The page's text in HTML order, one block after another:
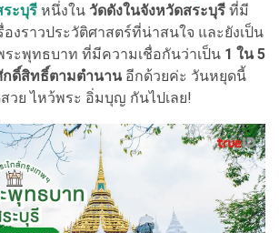
ะบุรี หนึ่งใน วัดดังในจังหวัดสระบุรี ที่มี
งราวประวัติศาสตร์ที่น่าสนใจ และยังเป็น
ะพุทธบาท ที่มีความเชื่อกันว่าเป็น 1 ใน 5
ดิ์สิทธิ์ตามตำนาน อีกด้วยค่ะ วันหยุดนี้
วย ไหว้พระ อิ่มบุญ กันไปเลย!